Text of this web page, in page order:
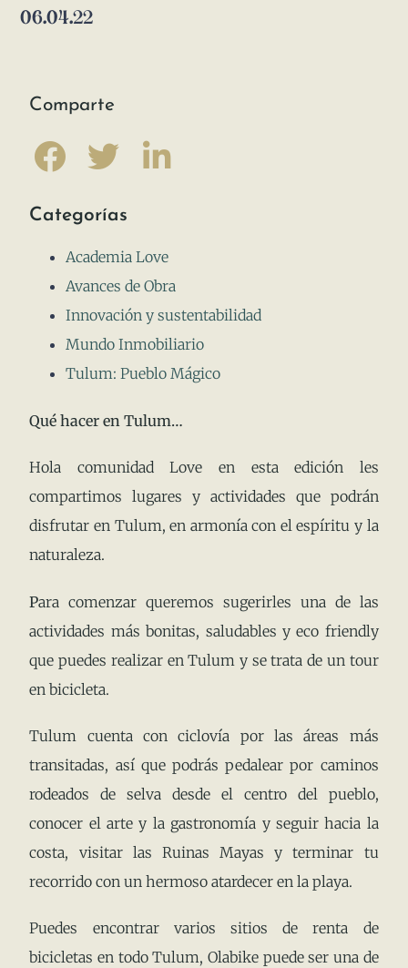
06.04.22
Comparte
Categorías
Academia Love
Avances de Obra
Innovación y sustentabilidad
Mundo Inmobiliario
Tulum: Pueblo Mágico
Qué hacer en Tulum…
Hola comunidad Love en esta edición les
compartimos lugares y actividades que podrán
disfrutar en Tulum, en armonía con el espíritu y la
naturaleza.
Para comenzar queremos sugerirles una de las
actividades más bonitas, saludables y eco friendly
que puedes realizar en Tulum y se trata de un tour
en bicicleta.
Tulum cuenta con ciclovía por las áreas más
transitadas, así que podrás pedalear por caminos
rodeados de selva desde el centro del pueblo,
conocer el arte y la gastronomía y seguir hacia la
costa, visitar las Ruinas Mayas y terminar tu
recorrido con un hermoso atardecer en la playa.
Puedes encontrar varios sitios de renta de
bicicletas en todo Tulum, Olabike puede ser una de